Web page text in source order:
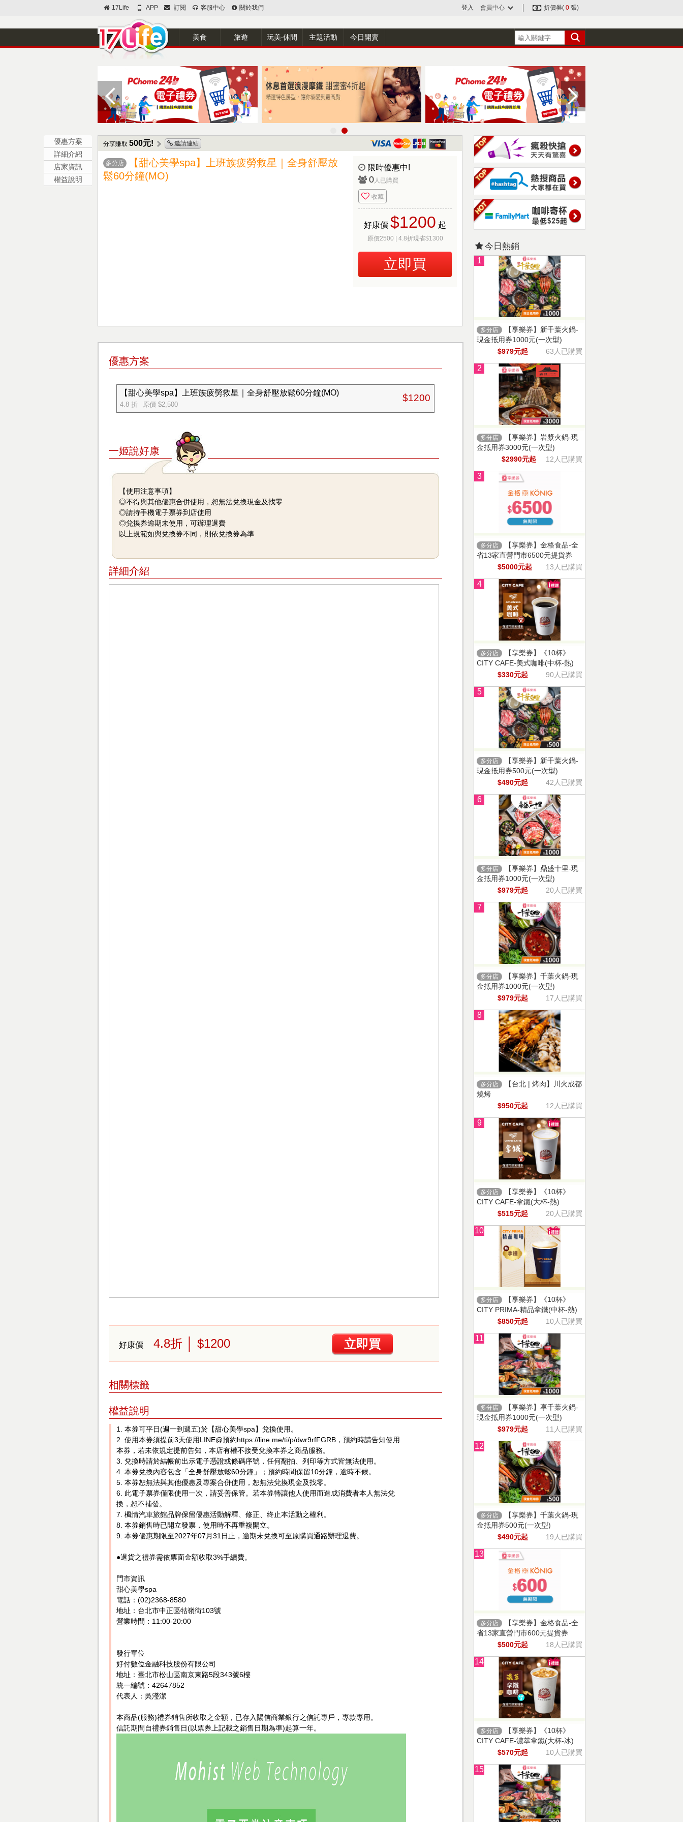
17Life APP 訂閱 客服中心 關於我們 登入 會員中心 折價券( 0 張)
美食 旅遊 玩美‧休閒 主題活動 今日開賣
優惠方案
詳細介紹
店家資訊
權益說明
分享賺取 500元! 邀請連結
多分店
【甜心美學spa】上班族疲勞救星｜全身舒壓放
鬆60分鐘(MO)
限時優惠中!
0人已購買
收藏
好康價 $1200 起
原價2500 | 4.8折現省$1300
立即買
優惠方案
【甜心美學spa】上班族疲勞救星｜全身舒壓放鬆60分鐘(MO)
4.8 折 原價 $2,500
$1200
一姬說好康
【使用注意事項】
◎不得與其他優惠合併使用，恕無法兌換現金及找零
◎請持手機電子票券到店使用
◎兌換券逾期未使用，可辦理退費
以上規範如與兌換券不同，則依兌換券為準
詳細介紹
好康價 4.8折 │ $1200 立即買
相關標籤
權益說明
1. 本券可平日(週一到週五)於【甜心美學spa】兌換使用。
2. 使用本券須提前3天使用LINE@預約https://line.me/ti/p/dwr9rfFGRB，預約時請告知使用
本券，若未依規定提前告知，本店有權不接受兌換本券之商品服務。
3. 兌換時請於結帳前出示電子憑證或條碼序號，任何翻拍、列印等方式皆無法使用。
4. 本券兌換內容包含「全身舒壓放鬆60分鐘」；預約時間保留10分鐘，逾時不候。
5. 本券恕無法與其他優惠及專案合併使用，恕無法兌換現金及找零。
6. 此電子票券僅限使用一次，請妥善保管。若本券轉讓他人使用而造成消費者本人無法兌
換，恕不補發。
7. 楓情汽車旅館品牌保留優惠活動解釋、修正、終止本活動之權利。
8. 本券銷售時已開立發票，使用時不再重複開立。
9. 本券優惠期限至2027年07月31日止，逾期未兌換可至原購買通路辦理退費。
●退貨之禮券需依票面金額收取3%手續費。
門市資訊
甜心美學spa
電話：(02)2368-8580
地址：台北市中正區牯嶺街103號
營業時間：11:00-20:00
發行單位
好付數位金融科技股份有限公司
地址：臺北市松山區南京東路5段343號6樓
統一編號：42647852
代表人：吳瀅潔
本商品(服務)禮券銷售所收取之金額，已存入陽信商業銀行之信託專戶，專款專用。
信託期間自禮券銷售日(以票券上記載之銷售日期為準)起算一年。
今日熱銷
1
多分店
【享樂券】新千葉火鍋-
現金抵用券1000元(一次型)
$979元起
63人已購買
2
多分店
【享樂券】岩漿火鍋-現
金抵用券3000元(一次型)
$2990元起
12人已購買
3
多分店
【享樂券】金格食品-全
省13家直營門市6500元提貨券
$5000元起
13人已購買
4
多分店
【享樂券】《10杯》
CITY CAFE-美式咖啡(中杯-熱)
$330元起
90人已購買
5
多分店
【享樂券】新千葉火鍋-
現金抵用券500元(一次型)
$490元起
42人已購買
6
多分店
【享樂券】鼎盛十里-現
金抵用券1000元(一次型)
$979元起
20人已購買
7
多分店
【享樂券】千葉火鍋-現
金抵用券1000元(一次型)
$979元起
17人已購買
8
多分店
【台北 | 烤肉】川火成都
燒烤
$950元起
12人已購買
9
多分店
【享樂券】《10杯》
CITY CAFE-拿鐵(大杯-熱)
$515元起
20人已購買
10
多分店
【享樂券】《10杯》
CITY PRIMA-精品拿鐵(中杯-熱)
$850元起
10人已購買
11
多分店
【享樂券】享千葉火鍋-
現金抵用券1000元(一次型)
$979元起
11人已購買
12
多分店
【享樂券】千葉火鍋-現
金抵用券500元(一次型)
$490元起
19人已購買
13
多分店
【享樂券】金格食品-全
省13家直營門市600元提貨券
$500元起
18人已購買
14
多分店
【享樂券】《10杯》
CITY CAFE-濃萃拿鐵(大杯-冰)
$570元起
10人已購買
15